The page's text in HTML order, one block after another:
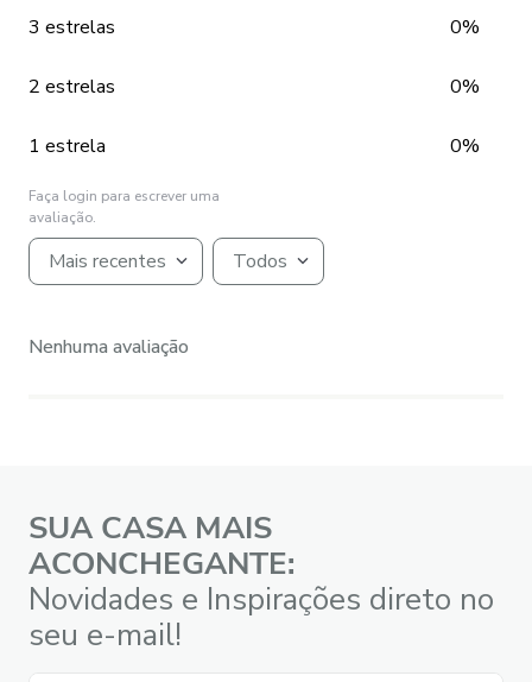
3 estrelas 0%
2 estrelas 0%
1 estrela 0%
Faça login para escrever uma
avaliação.
Mais recentes Todos
Nenhuma avaliação
SUA CASA MAIS
ACONCHEGANTE:
Novidades e Inspirações direto no
seu e-mail!